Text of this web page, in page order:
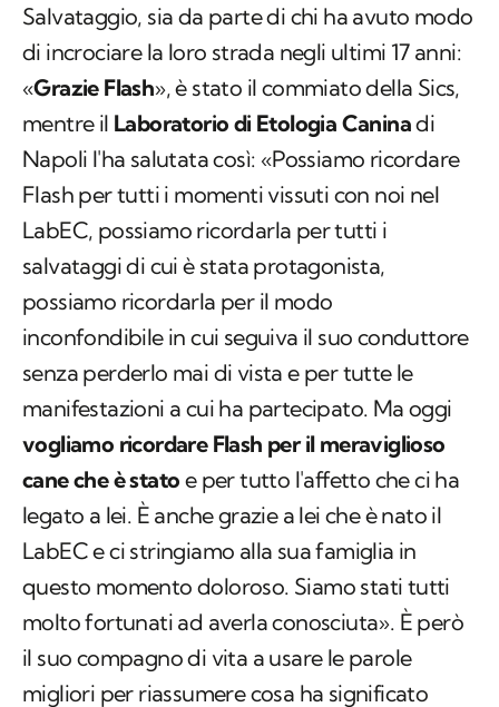
Salvataggio, sia da parte di chi ha avuto modo
di incrociare la loro strada negli ultimi 17 anni:
«Grazie Flash», è stato il commiato della Sics,
mentre il Laboratorio di Etologia Caninadi
Napoli l'ha salutata così: «Possiamo ricordare
Flash per tutti i momenti vissuti con noi nel
LabEC, possiamo ricordarla per tutti i
salvataggi di cui è stata protagonista,
possiamo ricordarla per il modo
inconfondibile in cui seguiva il suo conduttore
senza perderlo mai di vista e per tutte le
manifestazioni a cui ha partecipato. Ma oggi
vogliamo ricordare Flash per il meraviglioso
cane che è stato e per tutto l'affetto che ci ha
legato a lei. È anche grazie a lei che è nato il
LabEC e ci stringiamo alla sua famiglia in
questo momento doloroso. Siamo stati tutti
molto fortunati ad averla conosciuta». È però
il suo compagno di vita a usare le parole
migliori per riassumere cosa ha significato